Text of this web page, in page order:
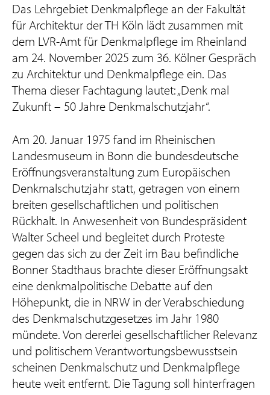
Das Lehrgebiet Denkmalpflege an der Fakultät
für Architektur der TH Köln lädt zusammen mit
dem LVR-Amt für Denkmalpflege im Rheinland
am 24. November 2025 zum 36. Kölner Gespräch
zu Architektur und Denkmalpflege ein. Das
Thema dieser Fachtagung lautet: „Denk mal
Zukunft – 50 Jahre Denkmalschutzjahr“.
Am 20. Januar 1975 fand im Rheinischen
Landesmuseum in Bonn die bundesdeutsche
Eröffnungsveranstaltung zum Europäischen
Denkmalschutzjahr statt, getragen von einem
breiten gesellschaftlichen und politischen
Rückhalt. In Anwesenheit von Bundespräsident
Walter Scheel und begleitet durch Proteste
gegen das sich zu der Zeit im Bau befindliche
Bonner Stadthaus brachte dieser Eröffnungsakt
eine denkmalpolitische Debatte auf den
Höhepunkt, die in NRW in der Verabschiedung
des Denkmalschutzgesetzes im Jahr 1980
mündete. Von dererlei gesellschaftlicher Relevanz
und politischem Verantwortungsbewusstsein
scheinen Denkmalschutz und Denkmalpflege
heute weit entfernt. Die Tagung soll hinterfragen